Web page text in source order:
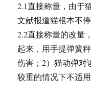
2.1直接称量，由于
文献报道猫根本不
2.2直接称量的改量
起来，用手提弹簧
伤害；2）猫动弹对
较重的情况下不适用